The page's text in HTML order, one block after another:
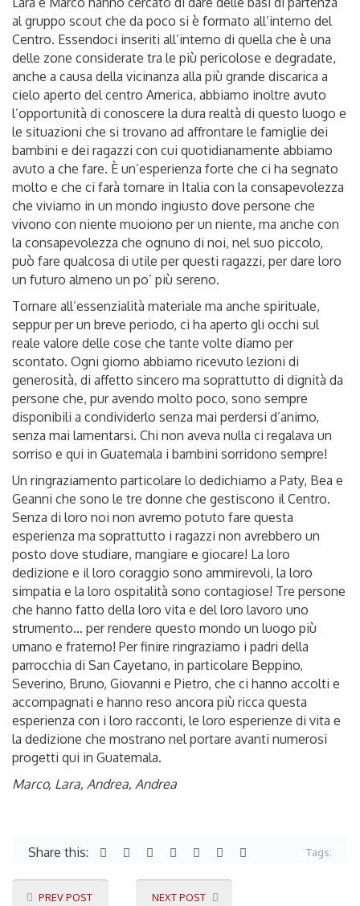
al gruppo scout che da poco si è formato all’interno del
Centro. Essendoci inseriti all’interno di quella che è una
delle zone considerate tra le più pericolose e degradate,
anche a causa della vicinanza alla più grande discarica a
cielo aperto del centro America, abbiamo inoltre avuto
l’opportunità di conoscere la dura realtà di questo luogo e
le situazioni che si trovano ad affrontare le famiglie dei
bambini e dei ragazzi con cui quotidianamente abbiamo
avuto a che fare. È un’esperienza forte che ci ha segnato
molto e che ci farà tornare in Italia con la consapevolezza
che viviamo in un mondo ingiusto dove persone che
vivono con niente muoiono per un niente, ma anche con
la consapevolezza che ognuno di noi, nel suo piccolo,
può fare qualcosa di utile per questi ragazzi, per dare loro
un futuro almeno un po’ più sereno.
Tornare all’essenzialità materiale ma anche spirituale,
seppur per un breve periodo, ci ha aperto gli occhi sul
reale valore delle cose che tante volte diamo per
scontato. Ogni giorno abbiamo ricevuto lezioni di
generosità, di affetto sincero ma soprattutto di dignità da
persone che, pur avendo molto poco, sono sempre
disponibili a condividerlo senza mai perdersi d’animo,
senza mai lamentarsi. Chi non aveva nulla ci regalava un
sorriso e qui in Guatemala i bambini sorridono sempre!
Un ringraziamento particolare lo dedichiamo a Paty, Bea e
Geanni che sono le tre donne che gestiscono il Centro.
Senza di loro noi non avremo potuto fare questa
esperienza ma soprattutto i ragazzi non avrebbero un
posto dove studiare, mangiare e giocare! La loro
dedizione e il loro coraggio sono ammirevoli, la loro
simpatia e la loro ospitalità sono contagiose! Tre persone
che hanno fatto della loro vita e del loro lavoro uno
strumento… per rendere questo mondo un luogo più
umano e fraterno! Per finire ringraziamo i padri della
parrocchia di San Cayetano, in particolare Beppino,
Severino, Bruno, Giovanni e Pietro, che ci hanno accolti e
accompagnati e hanno reso ancora più ricca questa
esperienza con i loro racconti, le loro esperienze di vita e
la dedizione che mostrano nel portare avanti numerosi
progetti qui in Guatemala.
Marco, Lara, Andrea, Andrea
Share this: Tags:
PREV POST NEXT POST